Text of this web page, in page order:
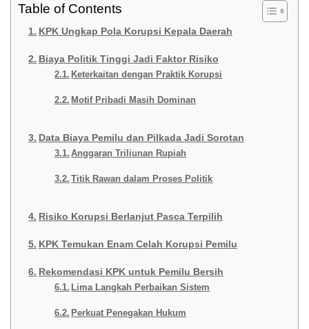
Table of Contents
KPK Ungkap Pola Korupsi Kepala Daerah
Biaya Politik Tinggi Jadi Faktor Risiko
Keterkaitan dengan Praktik Korupsi
Motif Pribadi Masih Dominan
Data Biaya Pemilu dan Pilkada Jadi Sorotan
Anggaran Triliunan Rupiah
Titik Rawan dalam Proses Politik
Risiko Korupsi Berlanjut Pasca Terpilih
KPK Temukan Enam Celah Korupsi Pemilu
Rekomendasi KPK untuk Pemilu Bersih
Lima Langkah Perbaikan Sistem
Perkuat Penegakan Hukum